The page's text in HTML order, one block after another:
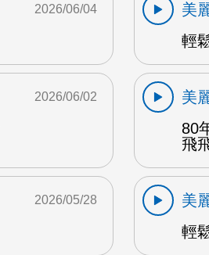
2026/06/04
美
輕
2026/06/02
美
80
飛
2026/05/28
美
輕